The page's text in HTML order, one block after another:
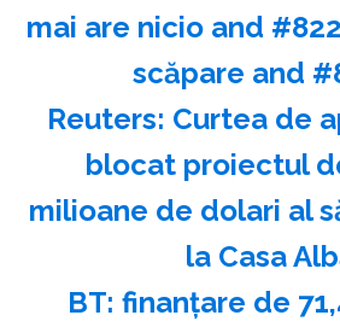
mai are nicio and
scăpare and
Reuters: Curtea de
blocat proiectul
milioane de dolari al
la Casa
BT: finanţare de